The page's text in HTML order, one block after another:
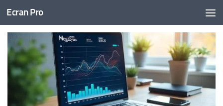
Skip to content
Ecran Pro